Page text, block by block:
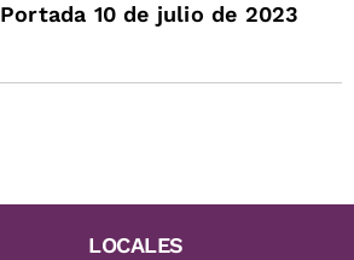
Portada 10 de julio de 2023
LOCALES